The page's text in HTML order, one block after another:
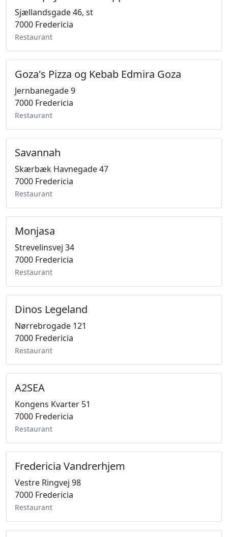
Sjællandsgade 46, st
7000 Fredericia
Restaurant
Goza's Pizza og Kebab Edmira Goza
Jernbanegade 9
7000 Fredericia
Restaurant
Savannah
Skærbæk Havnegade 47
7000 Fredericia
Restaurant
Monjasa
Strevelinsvej 34
7000 Fredericia
Restaurant
Dinos Legeland
Nørrebrogade 121
7000 Fredericia
Restaurant
A2SEA
Kongens Kvarter 51
7000 Fredericia
Restaurant
Fredericia Vandrerhjem
Vestre Ringvej 98
7000 Fredericia
Restaurant